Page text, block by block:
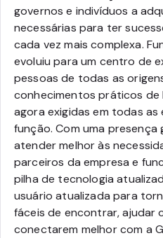
governos e indivíduos a
necessárias para ter
cada vez mais complexa.
evoluiu para um centro de
pessoas de todas as
conhecimentos práticos
agora exigidas em todas as
função. Com uma presença
atender melhor às
parceiros da empresa e
pilha de tecnologia
usuário atualizada para
fáceis de encontrar, ajudar
conectarem melhor com a